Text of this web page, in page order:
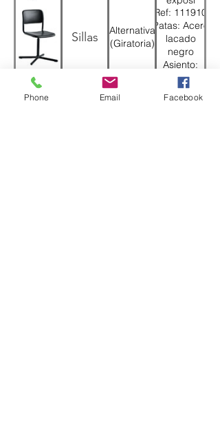
negro
Asiento:
Simil ratan
Sillas
Alternativa
(Giratoria)
Ref: 111910
Patas: Acero
lacado
negro
Asiento:
Polipropileno
negro
Alacena
Ref:
100705
Estructura:
Phone Email Facebook